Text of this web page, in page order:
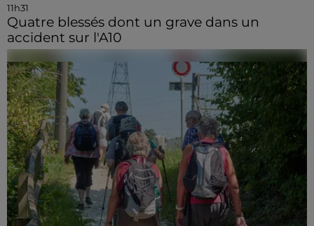
11h31
Quatre blessés dont un grave dans un
accident sur l'A10